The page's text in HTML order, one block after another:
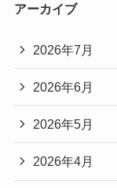
アーカイブ
2026年7月
2026年6月
2026年5月
2026年4月